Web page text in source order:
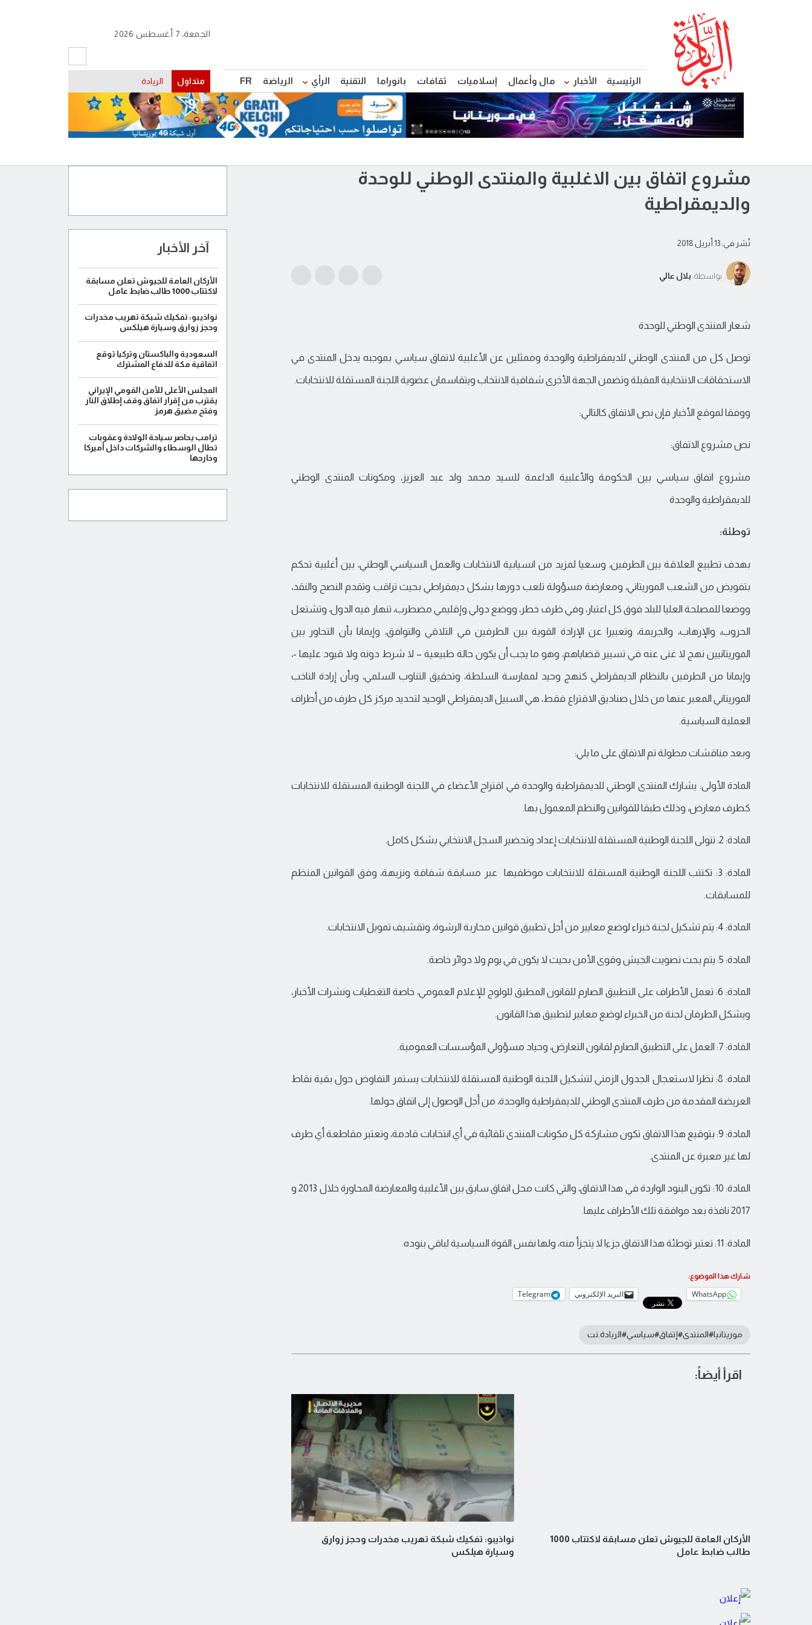
الرئيسية الأخبار مال وأعمال إسلاميات ثقافات بانوراما التقنية الرأي الرياضة FR
الجمعة، 7 أغسطس 2026
متداول موريتانيا
مشروع اتفاق بين الاغلبية والمنتدى الوطني للوحدة
والديمقراطية
نُشر في: 13 أبريل 2018
بواسطة: بلال عالي
شعار المنتدى الوطني للوحدة
توصل كل من المنتدى الوطني للديمقراطية والوحدة وممثلين عن الأغلبية لاتفاق سياسي بموجبه يدخل المنتدى في
الاستحقاقات الانتخابية المقبلة وتضمن الجهة الأخرى شفافية الانتخاب ويتقاسمان عضوية اللجنة المستقلة للانتخابات.
ووفقا لموقع الأخبار فإن نص الاتفاق كالتالي:
نص مشروع الاتفاق:
مشروع اتفاق سياسي بين الحكومة والأغلبية الداعمة للسيد محمد ولد عبد العزيز، ومكونات المنتدى الوطني
للديمقراطية والوحدة
توطئة:
بهدف تطبيع العلاقة بين الطرفين، وسعيا لمزيد من انسيابية الانتخابات والعمل السياسي الوطني، بين أغلبية تحكم
بتفويض من الشعب الموريتاني، ومعارضة مسؤولة تلعب دورها بشكل ديمقراطي بحيث تراقب وتقدم النصح والنقد،
ووضعا للمصلحة العليا للبلد فوق كل اعتبار، وفي ظرف خطر، ووضع دولي وإقليمي مضطرب، تنهار فيه الدول، وتشتعل
الحروب، والإرهاب، والجريمة، وتعبيرا عن الإرادة القوية بين الطرفين في التلاقي والتوافق، وإيمانا بأن التحاور بين
الموريتانيين نهج لا غنى عنه في تسيير قضاياهم، وهو ما يجب أن يكون حالة طبيعية – لا شرط دونه ولا قيود عليها -،
وإيمانا من الطرفين بالنظام الديمقراطي كنهج وحيد لممارسة السلطة، وتحقيق التناوب السلمي، وبأن إرادة الناخب
الموريتاني المعبر عنها من خلال صناديق الاقتراع فقط، هي السبيل الديمقراطي الوحيد لتحديد مركز كل طرف من أطراف
العملية السياسية.
وبعد مناقشات مطولة تم الاتفاق على ما يلي:
المادة الأولى: يشارك المنتدى الوطني للديمقراطية والوحدة في اقتراح الأعضاء في اللجنة الوطنية المستقلة للانتخابات
كطرف معارض، وذلك طبقا للقوانين والنظم المعمول بها.
المادة: 2: تتولى اللجنة الوطنية المستقلة للانتخابات إعداد وتحضير السجل الانتخابي بشكل كامل.
المادة: 3: تكتتب اللجنة الوطنية المستقلة للانتخابات موظفيها عبر مسابقة شفافة ونزيهة، وفق القوانين المنظم
للمسابقات.
المادة: 4: يتم تشكيل لجنة خبراء لوضع معايير من أجل تطبيق قوانين محاربة الرشوة، وتقشيف تمويل الانتخابات.
المادة: 5: يتم بحث تصويت الجيش وقوى الأمن بحيث لا يكون في يوم ولا دوائر خاصة.
المادة: 6: تعمل الأطراف على التطبيق الصارم للقانون المطبق للولوج للإعلام العمومي، خاصة التغطيات ونشرات الأخبار،
ويشكل الطرفان لجنة من الخبراء لوضع معايير لتطبيق هذا القانون.
المادة: 7: العمل على التطبيق الصارم لقانون التعارض، وحياد مسؤولي المؤسسات العمومية.
المادة: 8: نظرا لاستعجال الجدول الزمني لتشكيل اللجنة الوطنية المستقلة للانتخابات يستمر التفاوض حول بقية نقاط
العريضة المقدمة من طرف المنتدى الوطني للديمقراطية والوحدة، من أجل الوصول إلى اتفاق حولها.
المادة: 9: بتوقيع هذا الاتفاق تكون مشاركة كل مكونات المنتدى تلقائية في أي انتخابات قادمة، وتعتبر مقاطعة أي طرف
لها غير معبرة عن المنتدى.
المادة: 10: تكون البنود الواردة في هذا الاتفاق، والتي كانت محل اتفاق سابق بين الأغلبية والمعارضة المحاورة خلال 2013 و
2017 نافذة بعد موافقة تلك الأطراف عليها.
المادة: 11: تعتبر توطئة هذا الاتفاق جزءا لا يتجزأ منه، ولها نفس القوة السياسية لباقي بنوده.
شارك هذا الموضوع:
WhatsApp البريد الإلكتروني Telegram
موريتانيا#المنتدى#إتفاق#سياسي#الريادة.نت
اقرأ أيضاً:
الأركان العامة للجيوش تعلن مسابقة لاكتتاب 1000
طالب ضابط عامل
نواذيبو: تفكيك شبكة تهريب مخدرات وحجز زوارق
وسيارة هيلكس
آخر الأخبار
الأركان العامة للجيوش تعلن مسابقة
لاكتتاب 1000 طالب ضابط عامل
نواذيبو: تفكيك شبكة تهريب مخدرات
وحجز زوارق وسيارة هيلكس
السعودية والباكستان وتركيا توقع
اتفاقية مكة للدفاع المشترك
المجلس الأعلى للأمن القومي الإيراني
يقترب من إقرار اتفاق وقف إطلاق النار
وفتح مضيق هرمز
ترامب يحاصر سياحة الولادة وعقوبات
تطال الوسطاء والشركات داخل أميركا
وخارجها